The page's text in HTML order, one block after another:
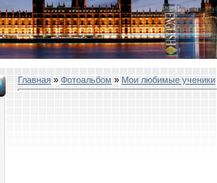
Главная » Фотоальбом » Мои любимые ученики